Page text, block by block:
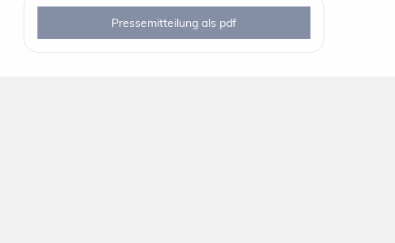
Pressemitteilung als pdf